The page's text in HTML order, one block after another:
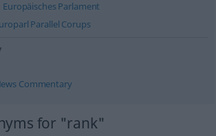
Europäisches Parlament
Parallel Corups
Commentary
for "rank"